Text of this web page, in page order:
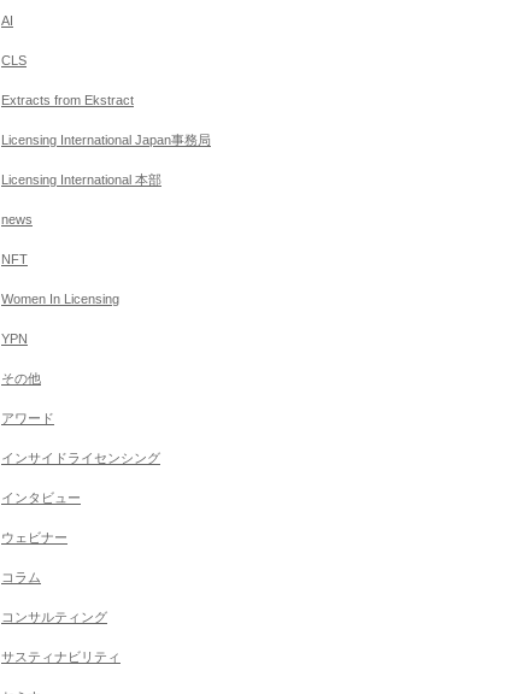
AI
CLS
Extracts from Ekstract
Licensing International Japan事務局
Licensing International 本部
news
NFT
Women In Licensing
YPN
その他
アワード
インサイドライセンシング
インタビュー
ウェビナー
コラム
コンサルティング
サスティナビリティ